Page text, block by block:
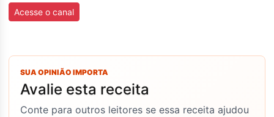
Acesse o canal
SUA OPINIÃO IMPORTA
Avalie esta receita
Conte para outros leitores se essa receita ajudou